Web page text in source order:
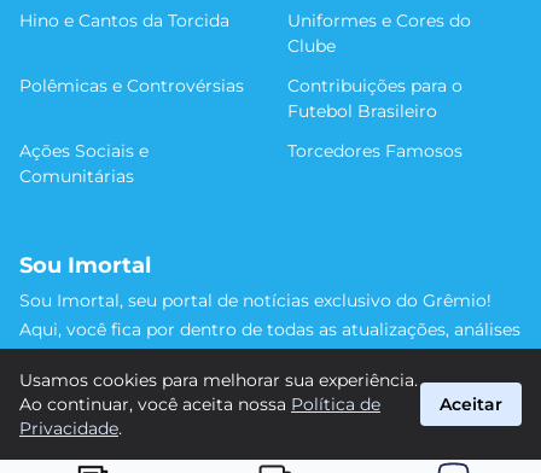
Hino e Cantos da Torcida
Uniformes e Cores do
Clube
Polêmicas e Controvérsias
Contribuições para o
Futebol Brasileiro
Ações Sociais e
Comunitárias
Torcedores Famosos
Sou Imortal
Sou Imortal, seu portal de notícias exclusivo do Grêmio!
Aqui, você fica por dentro de todas as atualizações, análises
detalhe da trajetória do nosso time rumo às vitórias!
#Grêmio #SouImortal
Usamos cookies para melhorar sua experiência.
Ao continuar, você aceita nossa Política de
Privacidade.
Aceitar